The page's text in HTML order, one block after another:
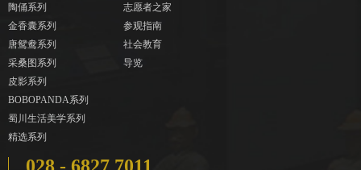
陶俑系列
金香囊系列
唐鸳鸯系列
采桑图系列
皮影系列
BOBOPANDA系列
蜀川生活美学系列
精选系列
志愿者之家
参观指南
社会教育
导览